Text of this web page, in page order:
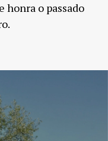
honra o passado